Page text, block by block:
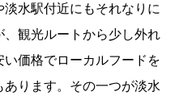
水駅付近にもそれなりに
観光ルートから少し外れ
価格でローカルフードを
ります。その一つが淡水